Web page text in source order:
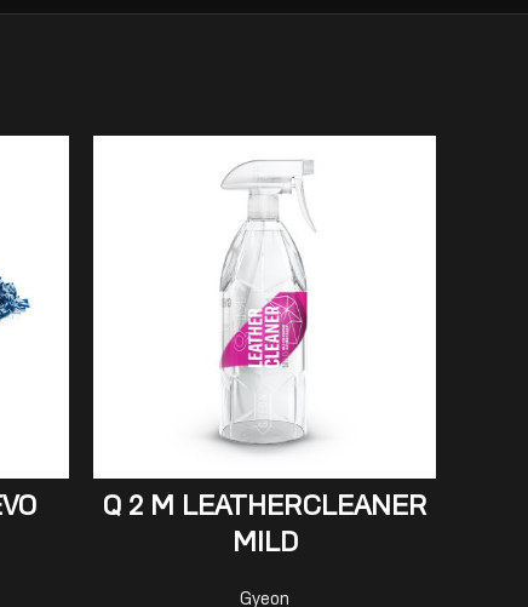
Q 2 M LEATHERCLEANER
MILD
Gyeon